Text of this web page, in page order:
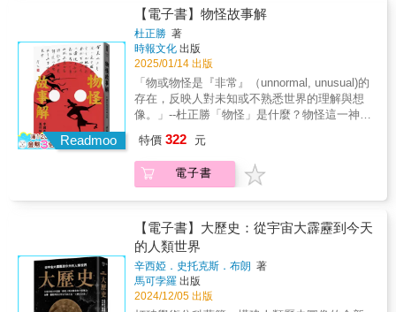
「我不喜歡疆界明確的民族國家，太剛硬了，
很容易爆發血腥的戰爭。中世紀那種多元、多
層次的國際體系反而更有彈性。」「討論民族
國家，要看它發生在哪裡。如果是在一個分權
傳統本來就很好的地方，例如在歐洲我就不會
贊同民族國家，甚至在印度也不會贊同，但是
在中國就會贊同。對，這是雙重標準。因為中
國如果出現小共同體的民族國家，使中國解體
了，這是進步；但歐盟如果消滅了歐洲各個民
像給小孩取名一樣，你不發明就沒有，發明了
自然就會有。給它起了名，就會圍繞這個名字
產生故事，圍繞這個故事就會產生實體。」
有沒有足夠的支持。符號本身的實用價值或實
際意義根本無關緊要，只要它自己的支持者善
於折騰生事、足夠引起爭議，那麼任何符號都
可以達到目的，所以熱乾麵和黃鶴樓沒有任何
區別。」「民族形成的根本動因就是缺乏模
兩名專家的意見如此不同？究竟誰對誰錯？在
本書中，擁有數十年精神分析經驗的丁斯戴爾
博士，以當代的角度剖析戰犯心理，檢視「恨
意」的各種樣貌，重新解讀佚失七十年的羅夏
克墨跡測驗紀錄。他也將透過自紐倫堡審判以
來有大幅突破的精神病學（精神病態定義的演
變）、社會心理學（如漢娜．鄂蘭的「平凡的
丹內的「旁觀者的冷漠」、金巴多的史丹佛監
獄實驗）和神經學研究（大腦損傷、神經傳導
物質缺乏），討論做出惡行之人究竟是「大腦
的第一次，本書是對犯罪心理學發展與二次世
界大戰相關歷史有興趣的讀者，不容錯過的好
書。各界好評：本書對於納粹戰犯的審判過程
有著精湛的描繪，書寫出色、研究縝密，生動
敘說了紐倫堡審判、納粹戰犯及參與其中的心
理分析師，是一本相當吸引人的著作。──歐
深嵌入在人們對所處社會、自然環境與宇宙秩
序的想像之中。由中研院院士、歷史學家—杜
正勝所撰寫的《物怪故事解：中國亙古流衍的
心態》，深入探討中國古代文獻與民間傳說中
的神祕「物怪」現象，從會說話的石頭、變成
人的狐狸等古老物怪故事，帶領讀者走進中國
物怪的世界，由古典時期的「物」概念、物怪
的原型與象徵，到歷代對物怪變形與神祕力量
的解讀。書中涵蓋「日常生活中的物怪」以及
探討人鬼、狐魅等變形物怪的形象演變。透過
對這些物怪故事的剖析，作者揭示物怪傳說或
狐怪故事背後隱含的中國人精神世界，對於自
然、未知與神祕事物的態度與理解，及潛藏在
社會、文化深層中隱隱流動的心態。《物怪故
事解》不僅是一部關於物怪的文化史、心態史
的探索，更是為讀者打開一扇通向瞭解中國人
心靈世界的窗戶。透過書中所引用的豐富古籍
與實例，在作者的帶領和解說下，讀者能更深
Readmoo
【電子書】物怪故事解
杜正勝 著
時報文化 出版
2025/01/14 出版
「物或物怪是『非常』（unnormal, unusual)的
存在，反映人對未知或不熟悉世界的理解與想
像。」--杜正勝「物怪」是什麼？物怪這一神祕
的化身、怨靈的顯現，還是不可思議的變異之
物，它們的故事跨越時空，代代流傳。在不同
社會、文化的詮釋下，物怪既是恐懼的象徵，
深嵌入在人們對所處社會、自然環境與宇宙秩
序的想像之中。由中研院院士、歷史學家—杜
正勝所撰寫的《物怪故事解：中國亙古流衍的
心態》，深入探討中國古代文獻與民間傳說中
的神祕「物怪」現象，從會說話的石頭、變成
人的狐狸等古老物怪故事，帶領讀者走進中國
特價 322 元
電子書
【電子書】大歷史：從宇宙大霹靂到今天
的人類世界
辛西婭．史托克斯．布朗 著
馬可孛羅 出版
2024/12/05 出版